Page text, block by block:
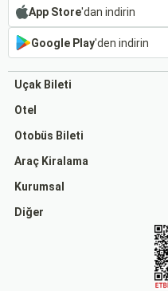
App Store'dan indirin
Google Play'den indirin
Uçak Bileti
Otel
Otobüs Bileti
Araç Kiralama
Kurumsal
Diğer